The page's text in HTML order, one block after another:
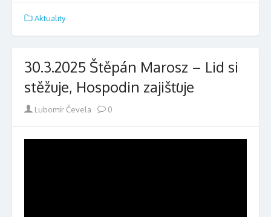
Aktuality
30.3.2025 Štěpán Marosz – Lid si
stěžuje, Hospodin zajišťuje
Author
Lubomír Čevela 0